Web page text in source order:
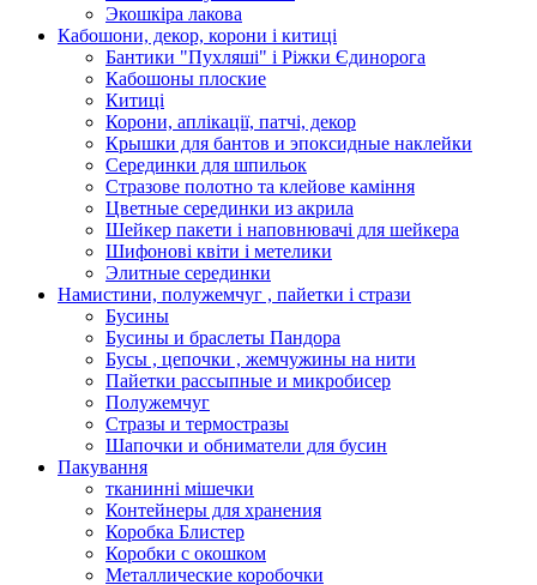
Экошкiра лакова
Кабошони, декор, корони і китиці
Бантики "Пухляші" і Ріжки Єдинорога
Кабошоны плоские
Китиці
Корони, аплікації, патчі, декор
Крышки для бантов и эпоксидные наклейки
Серединки для шпильок
Стразове полотно та клейове каміння
Цветные серединки из акрила
Шейкер пакети і наповнювачі для шейкера
Шифонові квіти і метелики
Элитные серединки
Намистини, полужемчуг , пайетки і стрази
Бусины
Бусины и браслеты Пандора
Бусы , цепочки , жемчужины на нити
Пайетки рассыпные и микробисер
Полужемчуг
Стразы и термостразы
Шапочки и обниматели для бусин
Пакування
тканинні мішечки
Контейнеры для хранения
Коробка Блистер
Коробки с окошком
Металлические коробочки